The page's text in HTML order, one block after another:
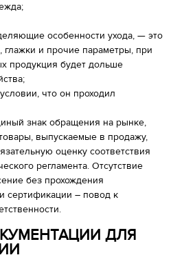
особенности ухода, — это
глажки и прочие параметры, при
продукция будет дольше
что он проходил
знак обращения на рынке,
выпускаемые в продажу,
оценку соответствия
регламента. Отсутствие
без прохождения
сертификации – повод к
ДЛЯ